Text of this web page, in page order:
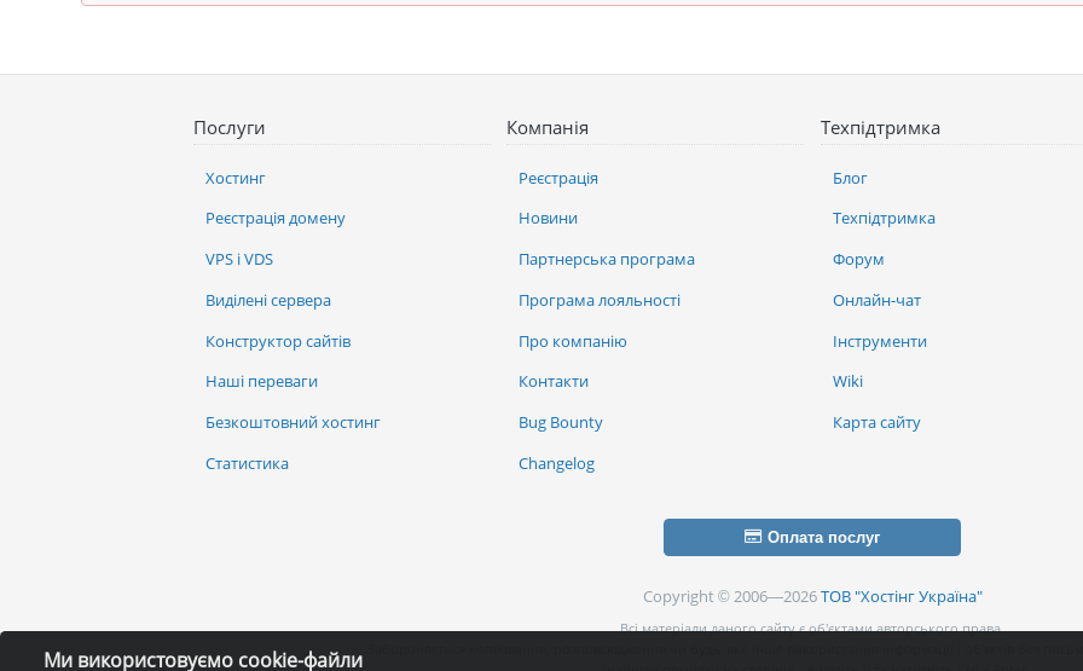
Ми використовуємо cookie-файли
Послуги
Хостинг
Реєстрація домену
VPS і VDS
Виділені сервера
Конструктор сайтів
Наші переваги
Безкоштовний хостинг
Статистика
Компанія
Реєстрація
Новини
Партнерська програма
Програма лояльності
Про компанію
Контакти
Bug Bounty
Changelog
Техпідтримка
Блог
Техпідтримка
Форум
Онлайн-чат
Інструменти
Wiki
Карта сайту
Оплата послуг
Copyright © 2006—2026ТОВ "Хостінг Україна"
Всі матеріали даного сайту є об’єктами авторського права.